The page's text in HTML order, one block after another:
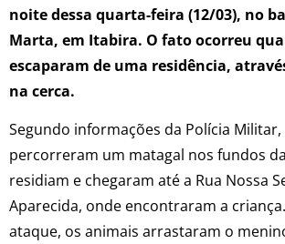
noite dessa quarta-feira (12/03), no
Marta, em Itabira. O fato ocorreu
escaparam de uma residência,
na cerca.
Segundo informações da Polícia Militar,
percorreram um matagal nos fundos
residiam e chegaram até a Rua Nossa
Aparecida, onde encontraram a
ataque, os animais arrastaram o